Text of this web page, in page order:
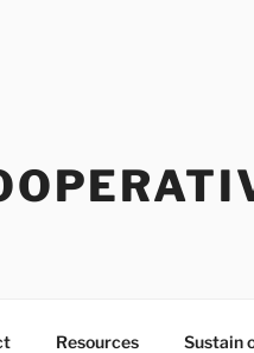
Resources Sustain